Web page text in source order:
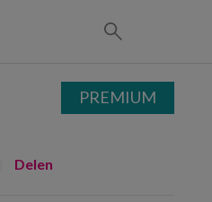
Delen
PREMIUM